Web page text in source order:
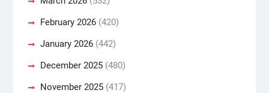
February 2026(420)
January 2026(442)
December 2025(480)
November 2025(417)